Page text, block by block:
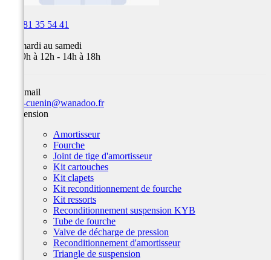
03 81 35 54 41
Du mardi au samedi
de 09h à 12h - 14h à 18h
Par email
team-cuenin@wanadoo.fr
Suspension
Amortisseur
Fourche
Joint de tige d'amortisseur
Kit cartouches
Kit clapets
Kit reconditionnement de fourche
Kit ressorts
Reconditionnement suspension KYB
Tube de fourche
Valve de décharge de pression
Reconditionnement d'amortisseur
Triangle de suspension